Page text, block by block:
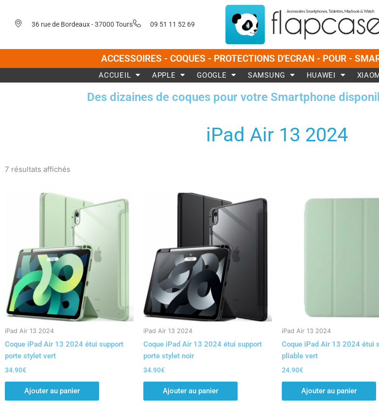
contenu
36 rue de Bordeaux - 37000 Tours 09 51 11 52 69
ACCESSOIRES - COQUES - PROTECTIONS D'ECRAN - POUR -
ACCUEIL APPLE GOOGLE SAMSUNG HUAWEI
Des dizaines de coques pour votre Smartphone
iPad Air 13 2024
7 résultats affichés
plus
ancien
iPad Air 13 2024
Coque iPad Air 13 2024 étui support
porte stylet vert
34.90€
Ajouter au panier
iPad Air 13 2024
Coque iPad Air 13 2024 étui support
porte stylet noir
34.90€
Ajouter au panier
iPad Air 13 2024
Coque iPad Air 13 2024 étui
pliable vert
24.90€
Ajouter au panier